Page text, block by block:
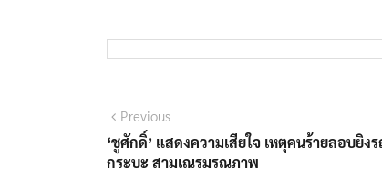
แนะแนว
เรื่อง
PreviousPrevious
post:
‘ชูศักดิ์’ แสดงความเสียใจ เหตุคนร้ายลอบยิงร
กระบะ สามเณรมรณภาพ